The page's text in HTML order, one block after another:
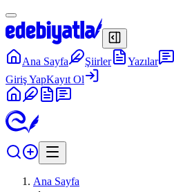
Ana Sayfa Şiirler Yazılar
Giriş YapKayıt Ol
Ana Sayfa